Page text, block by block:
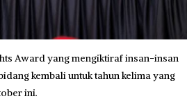
Award yang mengiktiraf insan-insan
kembali untuk tahun kelima yang
ini.